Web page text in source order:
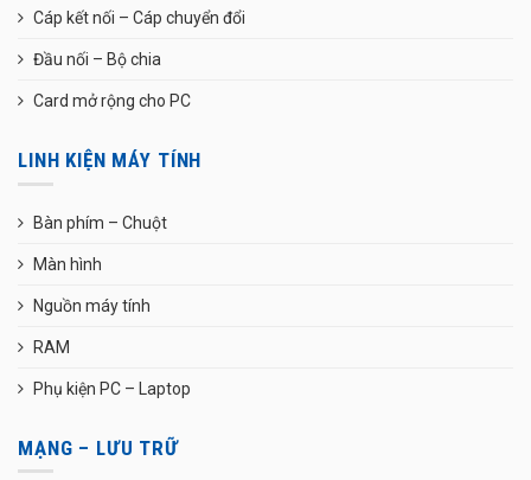
Cáp kết nối – Cáp chuyển đổi
Đầu nối – Bộ chia
Card mở rộng cho PC
LINH KIỆN MÁY TÍNH
Bàn phím – Chuột
Màn hình
Nguồn máy tính
RAM
Phụ kiện PC – Laptop
MẠNG – LƯU TRỮ